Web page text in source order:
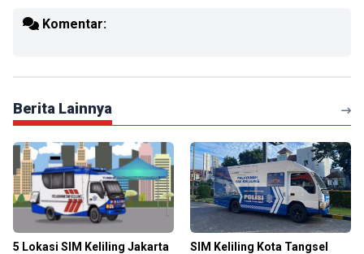
Komentar:
Berita Lainnya
5 Lokasi SIM Keliling Jakarta
SIM Keliling Kota Tangsel